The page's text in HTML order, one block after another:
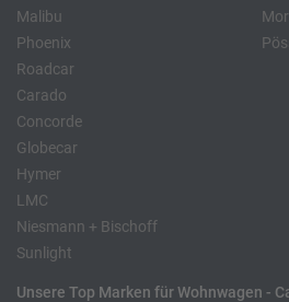
Malibu
Phoenix
Roadcar
Carado
Concorde
Globecar
Hymer
LMC
Niesmann + Bischoff
Sunlight
Unsere Top Marken für Wohnwagen -